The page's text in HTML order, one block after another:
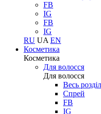
FB
IG
FB
IG
RU UA EN
Косметика
Косметика
Для волосся
Для волосся
Весь розділ
Спрей
FB
IG